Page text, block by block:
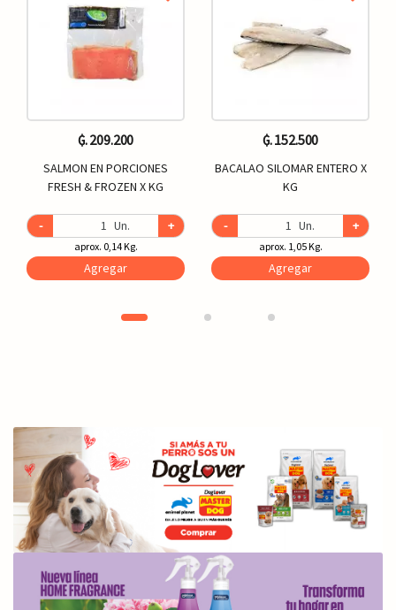
₲. 209.200
SALMON EN PORCIONES
FRESH & FROZEN X KG
- Un. +
aprox. 0,14 Kg.
Agregar
₲. 152.500
BACALAO SILOMAR ENTERO X
KG
- Un. +
aprox. 1,05 Kg.
Agregar